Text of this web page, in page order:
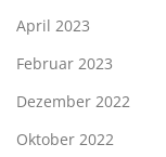
April 2023
Februar 2023
Dezember 2022
Oktober 2022